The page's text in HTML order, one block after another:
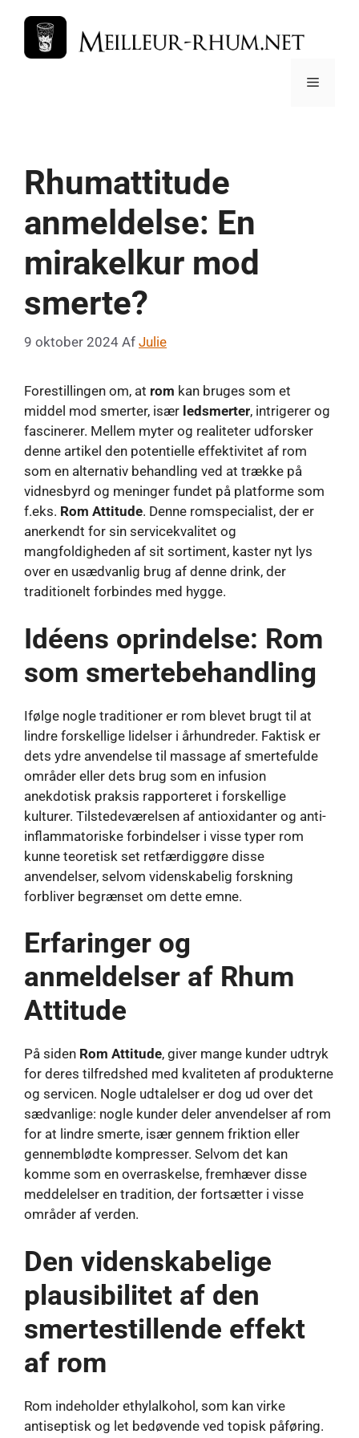
indhold
Menu
Rhumattitude
anmeldelse: En
mirakelkur mod
smerte?
9 oktober 2024 Af Julie
Forestillingen om, at rom kan bruges som et
middel mod smerter, især ledsmerter, intrigerer og
fascinerer. Mellem myter og realiteter udforsker
denne artikel den potentielle effektivitet af rom
som en alternativ behandling ved at trække på
vidnesbyrd og meninger fundet på platforme som
f.eks. Rom Attitude. Denne romspecialist, der er
anerkendt for sin servicekvalitet og
mangfoldigheden af ​​sit sortiment, kaster nyt lys
over en usædvanlig brug af denne drink, der
traditionelt forbindes med hygge.
Idéens oprindelse: Rom
som smertebehandling
Ifølge nogle traditioner er rom blevet brugt til at
lindre forskellige lidelser i århundreder. Faktisk er
dets ydre anvendelse til massage af smertefulde
områder eller dets brug som en infusion
anekdotisk praksis rapporteret i forskellige
kulturer. Tilstedeværelsen af ​​antioxidanter og anti-
inflammatoriske forbindelser i visse typer rom
kunne teoretisk set retfærdiggøre disse
anvendelser, selvom videnskabelig forskning
forbliver begrænset om dette emne.
Erfaringer og
anmeldelser af Rhum
Attitude
På siden Rom Attitude, giver mange kunder udtryk
for deres tilfredshed med kvaliteten af ​​produkterne
og servicen. Nogle udtalelser er dog ud over det
sædvanlige: nogle kunder deler anvendelser af rom
for at lindre smerte, især gennem friktion eller
gennemblødte kompresser. Selvom det kan
komme som en overraskelse, fremhæver disse
meddelelser en tradition, der fortsætter i visse
områder af verden.
Den videnskabelige
plausibilitet af den
smertestillende effekt
af rom
Rom indeholder ethylalkohol, som kan virke
antiseptisk og let bedøvende ved topisk påføring.